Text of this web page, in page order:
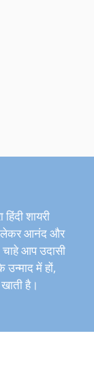
शायरी
लेकर आनंद और
आप उदासी
उन्माद में हों,
है।